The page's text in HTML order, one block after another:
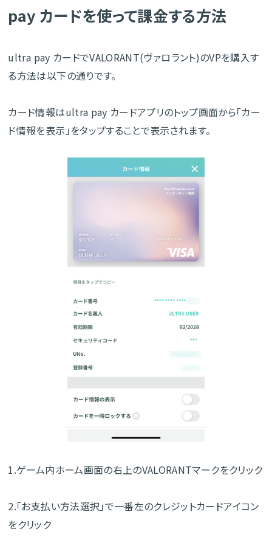
pay カードを使って課金する方法
ultra pay カードでVALORANT(ヴァロラント)のVPを購入す
る方法は以下の通りです。
カード情報はultra pay カードアプリのトップ画面から「カー
ド情報を表示」をタップすることで表示されます。
1.ゲーム内ホーム画面の右上のVALORANTマークをクリック
2.「お支払い方法選択」で一番左のクレジットカードアイコン
をクリック